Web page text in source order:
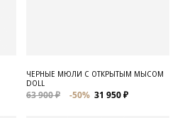
Распродажа
ЧЕРНЫЕ МЮЛИ С ОТКРЫТЫМ МЫСОМ
DOLL
63 900 ₽ -50% 31 950 ₽